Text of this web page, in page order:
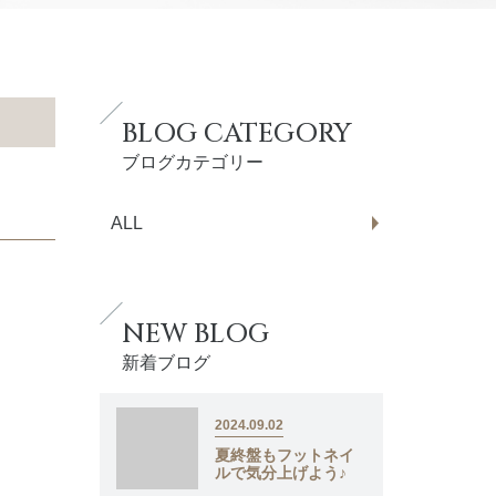
BLOG CATEGORY
ブログカテゴリー
ALL
NEW BLOG
新着ブログ
2024.09.02
夏終盤もフットネイ
ルで気分上げよう♪